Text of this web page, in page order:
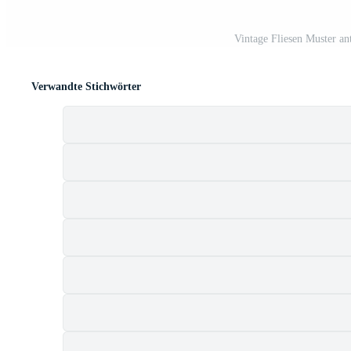
Vintage Fliesen Muster
Verwandte Stichwörter